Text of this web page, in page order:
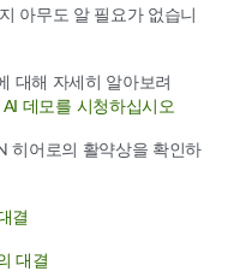
아무도 알 필요가 없습니
대해 자세히 알아보려
데모를 시청하십시오
히어로의 활약상을 확인하
결
대결